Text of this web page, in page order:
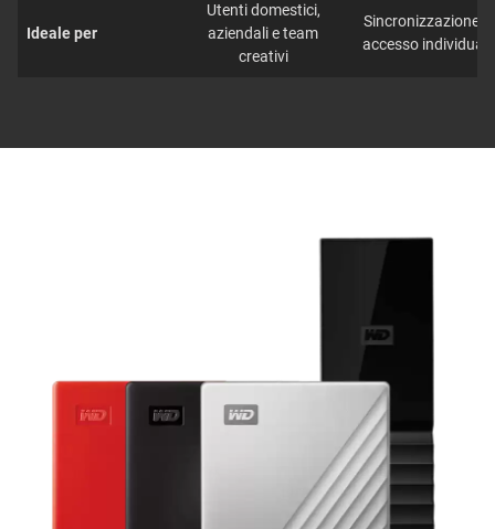
Ideale per
Utenti domestici,
aziendali e team
creativi
Sincronizzazione e
accesso individuali